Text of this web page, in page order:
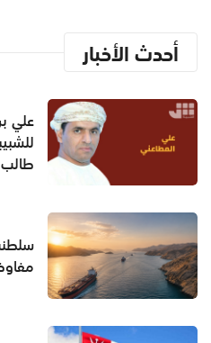
أحدث الأخبار
علي